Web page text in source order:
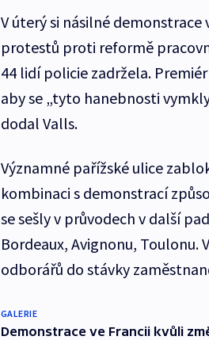
V úterý si násilné
protestů proti reformě
44 lidí policie zadržela.
aby se „tyto hanebnosti
dodal Valls.
Významné pařížské ulice
kombinaci s demonstrací
se sešly v průvodech v další
Bordeaux, Avignonu,
odborářů do stávky
GALERIE
Demonstrace ve Francii kvůli